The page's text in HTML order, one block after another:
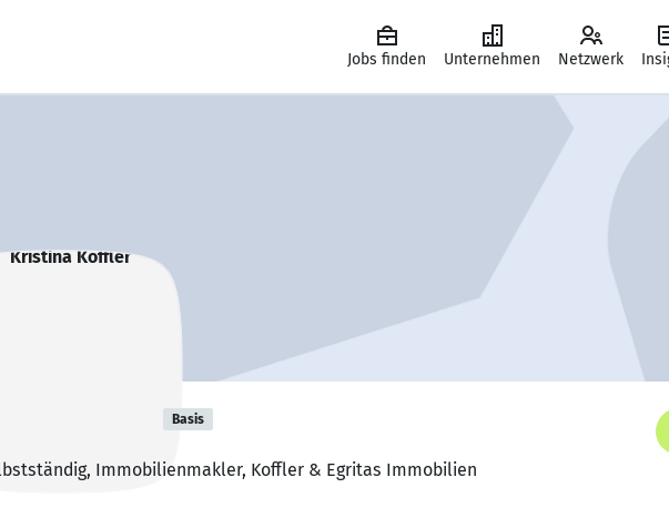
Jobs finden Unternehmen Netzwerk
Koffler Basis
Immobilienmakler, Koffler & Egritas Immobilien